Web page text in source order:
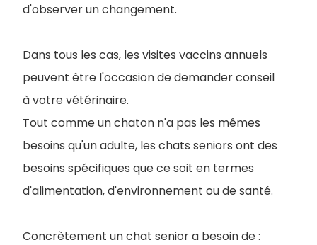
d'observer un changement.
Dans tous les cas, les visites vaccins annuels
peuvent être l'occasion de demander conseil
à votre vétérinaire.
Tout comme un chaton n'a pas les mêmes
besoins qu'un adulte, les chats seniors ont des
besoins spécifiques que ce soit en termes
d'alimentation, d'environnement ou de santé.
Concrètement un chat senior a besoin de :